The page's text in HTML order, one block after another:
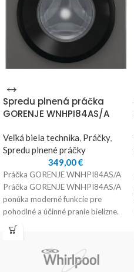
Spredu plnená práčka
GORENJE WNHPI84AS/A
Veľká biela technika, Práčky,
Spredu plnené práčky
349,00€
Práčka GORENJE WNHPI84AS/A
Práčka GORENJE WNHPI84AS/A
ponúka moderné funkcie pre
pohodlné a účinné pranie bielizne.
GORENJE WNHPI84AS/A má
dostatočne veľký